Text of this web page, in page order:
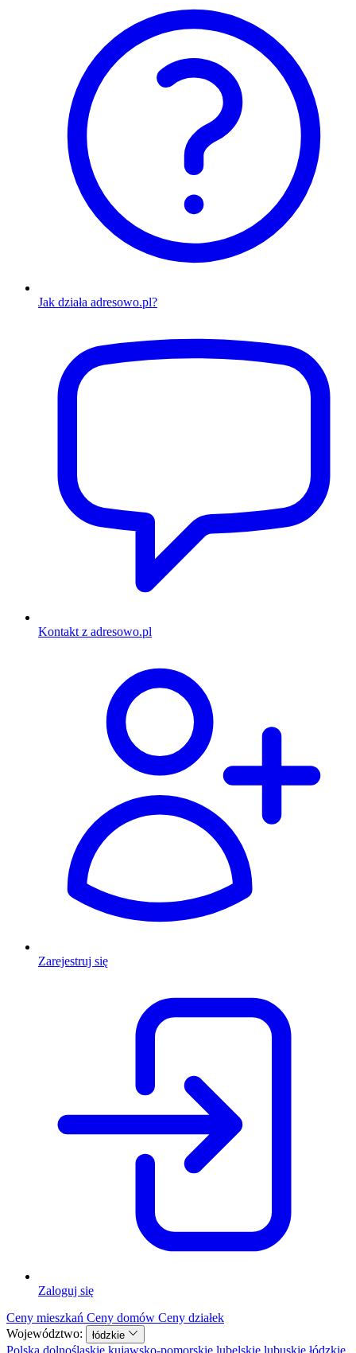
Jak działa adresowo.pl?
Kontakt z adresowo.pl
Zarejestruj się
Zaloguj się
Ceny mieszkań Ceny domów Ceny działek
Województwo:
łódzkie
Polska dolnośląskie kujawsko-pomorskie lubelskie lubuskie łódzkie